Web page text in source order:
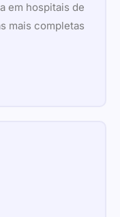
em hospitais de
mais completas